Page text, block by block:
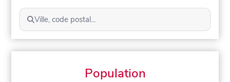
Ville, code postal...
Population